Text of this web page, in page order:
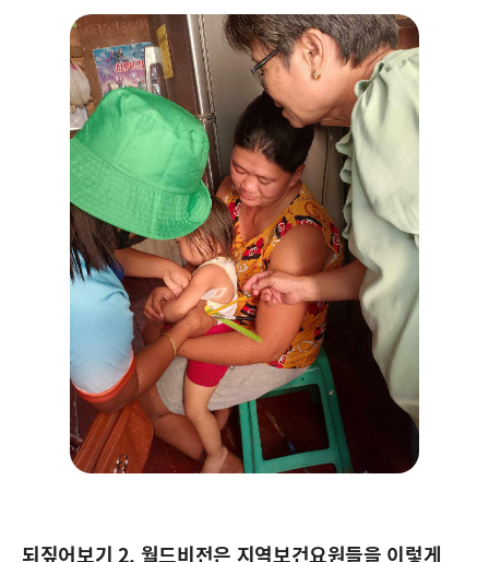
되짚어보기 2. 월드비전은 지역보건요원들을 이렇게